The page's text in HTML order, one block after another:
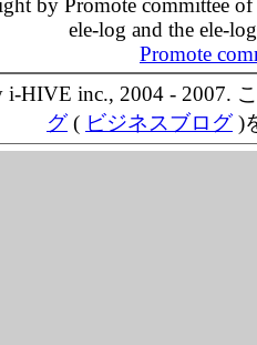
by Promote committee
ele-log and the ele-
Promote
i-HIVE inc., 2004 - 2007.
グ( ビジネスブログ)